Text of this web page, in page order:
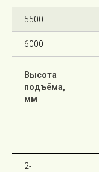
5500
6000
Высота
подъёма,
мм
2-